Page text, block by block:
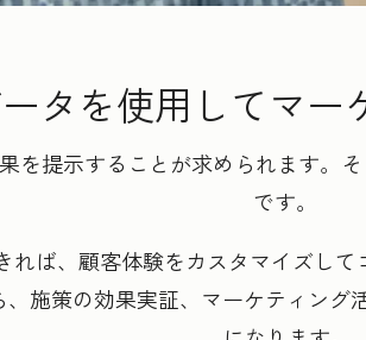
タを使用してマー
を提示することが求められます。
です。
ば、顧客体験をカスタマイズして
施策の効果実証、マーケティン